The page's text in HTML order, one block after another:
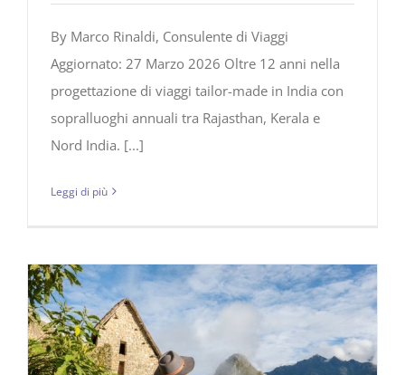
By Marco Rinaldi, Consulente di Viaggi
Aggiornato: 27 Marzo 2026 Oltre 12 anni nella
progettazione di viaggi tailor-made in India con
sopralluoghi annuali tra Rajasthan, Kerala e
Nord India. [...]
Leggi di più